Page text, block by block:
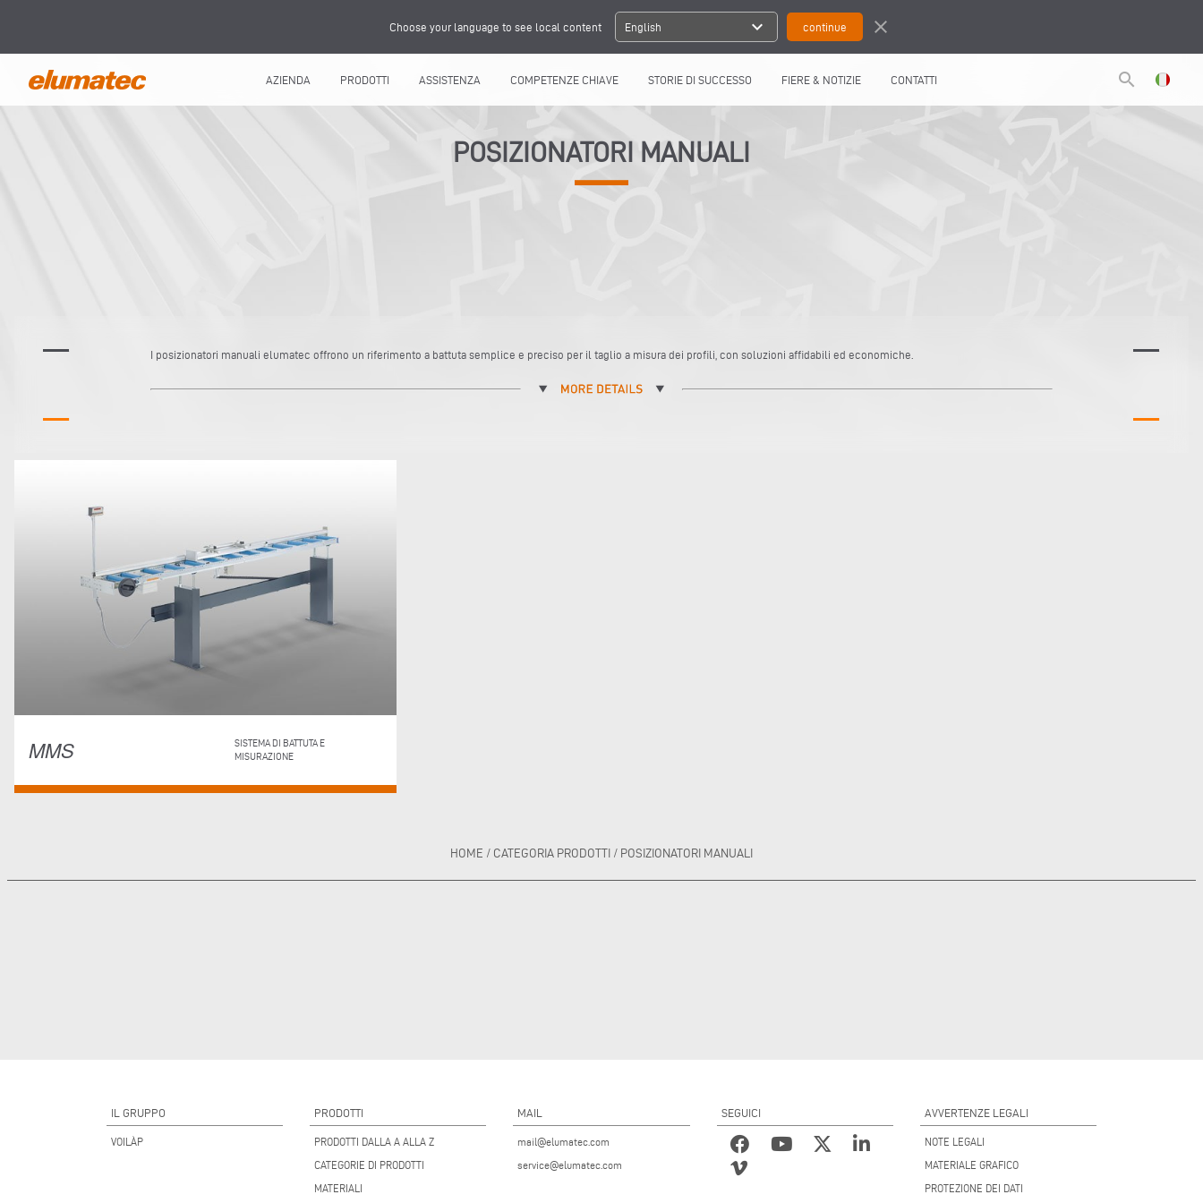
Choose your language to see local content English expand_more close
AZIENDA PRODOTTI ASSISTENZA COMPETENZE CHIAVE STORIE DI SUCCESSO FIERE & NOTIZIE CONTATTI search
POSIZIONATORI MANUALI
I posizionatori manuali elumatec offrono un riferimento a battuta semplice e preciso per il taglio a misura dei profili, con soluzioni affidabili ed economiche.
MMS
SISTEMA DI BATTUTA E
MISURAZIONE
HOME / CATEGORIA PRODOTTI / POSIZIONATORI MANUALI
IL GRUPPO
VOILÀP
PRODOTTI
PRODOTTI DALLA A ALLA Z
CATEGORIE DI PRODOTTI
MATERIALI
MAIL
mail@elumatec.com
service@elumatec.com
SEGUICI AVVERTENZE LEGALI
NOTE LEGALI
MATERIALE GRAFICO
PROTEZIONE DEI DATI